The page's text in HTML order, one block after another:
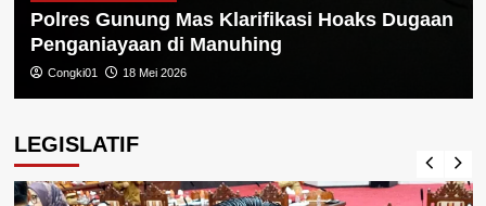
Polres Gunung Mas Klarifikasi Hoaks Dugaan
Penganiayaan di Manuhing
Congki01 18 Mei 2026
LEGISLATIF